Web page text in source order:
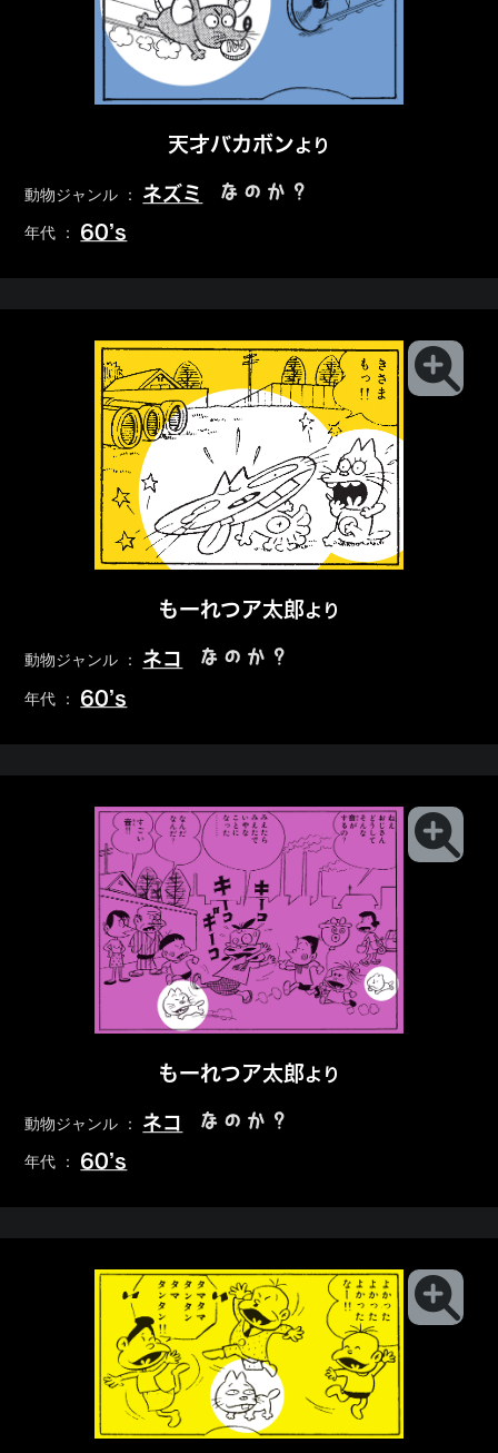
天才バカボンより
動物ジャンル ： ネズミ なのか？
年代 ： 60’s
もーれつア太郎より
動物ジャンル ： ネコ なのか？
年代 ： 60’s
もーれつア太郎より
動物ジャンル ： ネコ なのか？
年代 ： 60’s